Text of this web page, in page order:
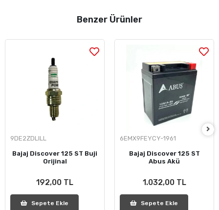
Benzer Ürünler
9DE2ZDLILL
Bajaj Discover 125 ST Buji
Orijinal
192,00 TL
Sepete Ekle
6EMX9FEYCY-1961
Bajaj Discover 125 ST
Abus Akü
1.032,00 TL
Sepete Ekle